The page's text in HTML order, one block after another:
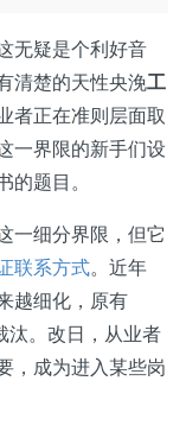
疑是个利好音
清楚的天性央浼工
者正在准则层面取
一界限的新手们设
题目。
细分界限，但它
联系方式。近年
越细化，原有
汰。改日，从业者
，成为进入某些岗